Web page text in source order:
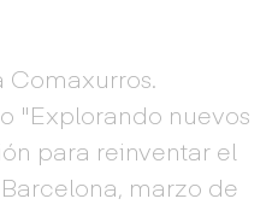
Comaxurros.
"Explorando nuevos
para reinventar el
marzo de